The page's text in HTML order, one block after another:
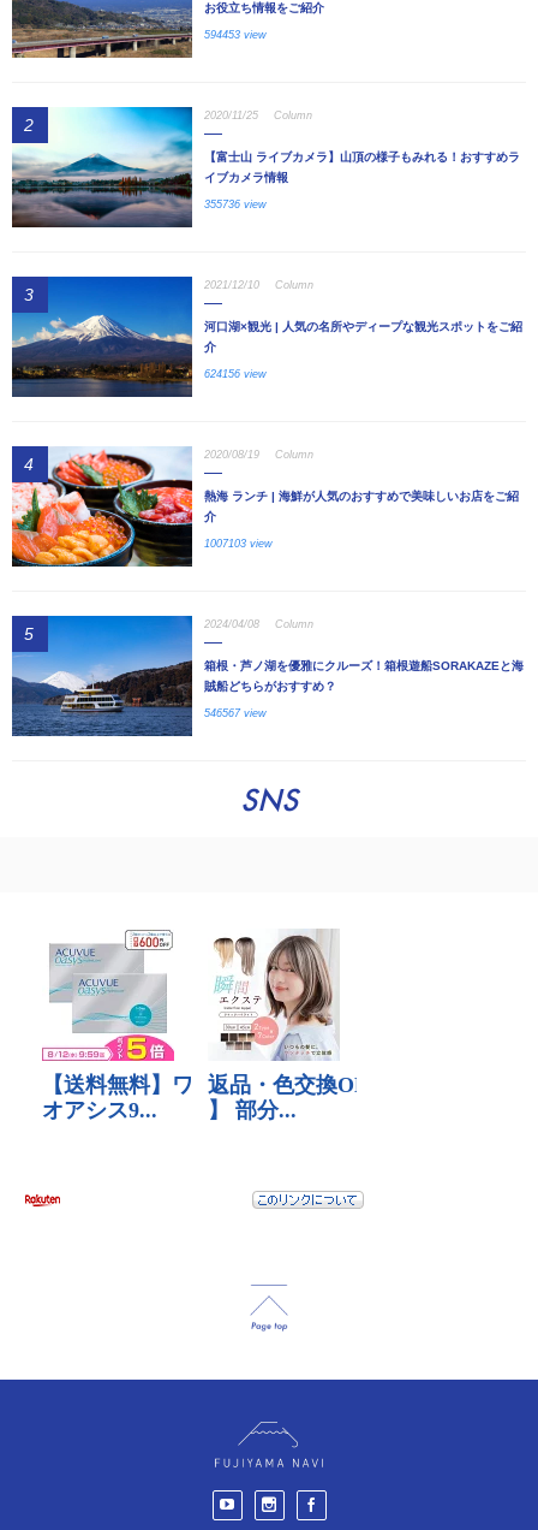
お役立ち情報をご紹介
594453 view
2 2020/11/25 Column
【富士山 ライブカメラ】山頂の様子もみれる！おすすめラ
イブカメラ情報
355736 view
3 2021/12/10 Column
河口湖×観光 | 人気の名所やディープな観光スポットをご紹
介
624156 view
4 2020/08/19 Column
熱海 ランチ | 海鮮が人気のおすすめで美味しいお店をご紹
介
1007103 view
5 2024/04/08 Column
箱根・芦ノ湖を優雅にクルーズ！箱根遊船SORAKAZEと海
賊船どちらがおすすめ？
546567 view
SNS